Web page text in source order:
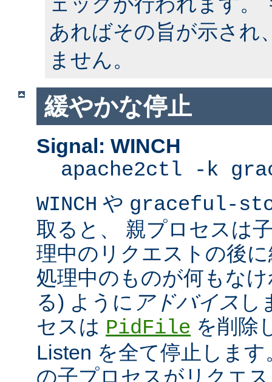
あればその旨が示され
ません。
緩やかな停止
Signal: WINCH
apache2ctl -k
WINCH や graceful-
取ると、 親プロセスは
理中のリクエストの後
処理中のものが何もな
る) ように アドバイス し
セスは PidFile を削除
Listen を全て停止しま
の子プロセスがリクエ